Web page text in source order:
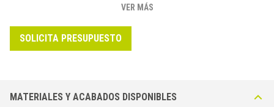
VER MÁS
SOLICITA PRESUPUESTO
MATERIALES Y ACABADOS DISPONIBLES